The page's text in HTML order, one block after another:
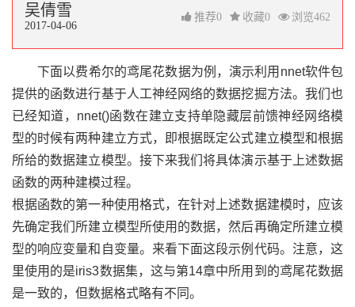
吴倩雪
2017-04-06
推荐0 收藏0 浏览462
下面以费希尔的鸢尾花数据为例，演示利用nnet软件包
提供的函数进行基于人工神经网络的数据挖掘方法。我们也
已经知道，nnet()函数在建立支持单隐藏层前馈神经网络模
型的时候有两种建立方式，即根据既定公式建立模型和根据
所给的数据建立模型。接下来我们将具体演示基于上述数据
函数的两种建模过程。
根据函数的第一种使用格式，在针对上述数据建模时，应该
先确定我们所建立模型所使用的数据，然后再确定所建立模
型的响应变量和自变量。来看下面这段示例代码。注意，这
里使用的是iris3数据集，这与第14章中所用到的鸢尾花数据
是一致的，但数据格式略有不同。